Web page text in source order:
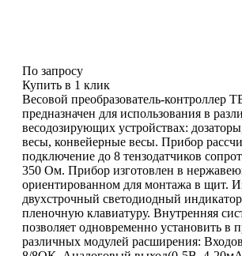
По запросу
Купить в 1 клик
Весовой преобразователь-контроллер
предназначен для использования в
весодозирующих устройствах:
весы, конвейерные весы. Прибор
подключение до 8 тензодатчиков
350 Ом. Прибор изготовлен в
ориентированном для монтажа в щит.
двухстрочный светодиодный
пленочную клавиатуру. Внутренняя
позволяет одновременно установить в
различных модулей расширения: